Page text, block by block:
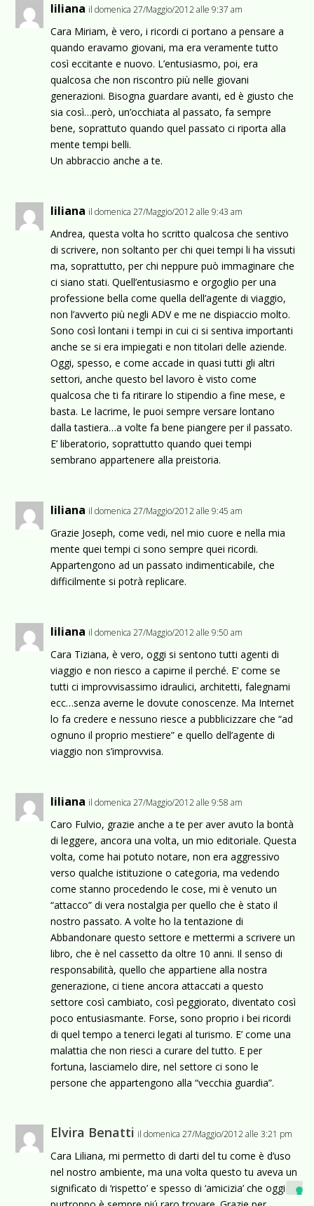
liliana il domenica 27/Maggio/2012 alle 9:37 am
Cara Miriam, è vero, i ricordi ci portano a pensare a
quando eravamo giovani, ma era veramente tutto
così eccitante e nuovo. L’entusiasmo, poi, era
qualcosa che non riscontro più nelle giovani
generazioni. Bisogna guardare avanti, ed è giusto che
sia così…però, un’occhiata al passato, fa sempre
bene, soprattuto quando quel passato ci riporta alla
mente tempi belli.
Un abbraccio anche a te.
liliana il domenica 27/Maggio/2012 alle 9:43 am
Andrea, questa volta ho scritto qualcosa che sentivo
di scrivere, non soltanto per chi quei tempi li ha vissuti
ma, soprattutto, per chi neppure può immaginare che
ci siano stati. Quell’entusiasmo e orgoglio per una
professione bella come quella dell’agente di viaggio,
non l’avverto più negli ADV e me ne dispiaccio molto.
Sono così lontani i tempi in cui ci si sentiva importanti
anche se si era impiegati e non titolari delle aziende.
Oggi, spesso, e come accade in quasi tutti gli altri
settori, anche questo bel lavoro è visto come
qualcosa che ti fa ritirare lo stipendio a fine mese, e
basta. Le lacrime, le puoi sempre versare lontano
dalla tastiera…a volte fa bene piangere per il passato.
E’ liberatorio, soprattutto quando quei tempi
sembrano appartenere alla preistoria.
liliana il domenica 27/Maggio/2012 alle 9:45 am
Grazie Joseph, come vedi, nel mio cuore e nella mia
mente quei tempi ci sono sempre quei ricordi.
Appartengono ad un passato indimenticabile, che
difficilmente si potrà replicare.
liliana il domenica 27/Maggio/2012 alle 9:50 am
Cara Tiziana, è vero, oggi si sentono tutti agenti di
viaggio e non riesco a capirne il perché. E’ come se
tutti ci improvvisassimo idraulici, architetti, falegnami
ecc…senza averne le dovute conoscenze. Ma Internet
lo fa credere e nessuno riesce a pubblicizzare che “ad
ognuno il proprio mestiere” e quello dell’agente di
viaggio non s’improvvisa.
liliana il domenica 27/Maggio/2012 alle 9:58 am
Caro Fulvio, grazie anche a te per aver avuto la bontà
di leggere, ancora una volta, un mio editoriale. Questa
volta, come hai potuto notare, non era aggressivo
verso qualche istituzione o categoria, ma vedendo
come stanno procedendo le cose, mi è venuto un
“attacco” di vera nostalgia per quello che è stato il
nostro passato. A volte ho la tentazione di
Abbandonare questo settore e mettermi a scrivere un
libro, che è nel cassetto da oltre 10 anni. Il senso di
responsabilità, quello che appartiene alla nostra
generazione, ci tiene ancora attaccati a questo
settore così cambiato, così peggiorato, diventato così
poco entusiasmante. Forse, sono proprio i bei ricordi
di quel tempo a tenerci legati al turismo. E’ come una
malattia che non riesci a curare del tutto. E per
fortuna, lasciamelo dire, nel settore ci sono le
persone che appartengono alla “vecchia guardia”.
Elvira Benatti il domenica 27/Maggio/2012 alle 3:21 pm
Cara Liliana, mi permetto di darti del tu come è d’uso
nel nostro ambiente, ma una volta questo tu aveva un
significato di ‘rispetto’ e spesso di ‘amicizia’ che oggi